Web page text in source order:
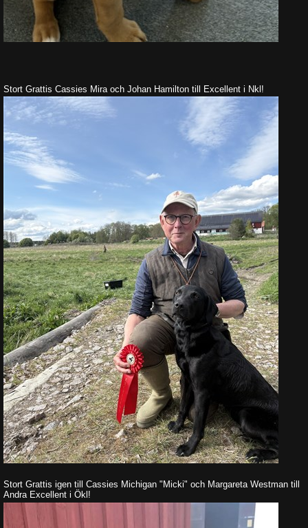
Stort Grattis Cassies Mira och Johan Hamilton till Excellent i Nkl!
Stort Grattis igen till Cassies Michigan "Micki" och Margareta Westman till
Andra Excellent i Ökl!